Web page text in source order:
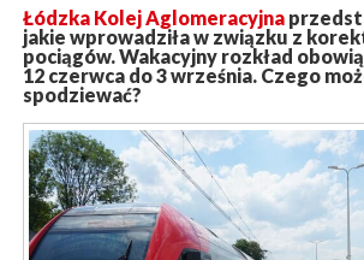
Łódzka Kolej Aglomeracyjna
jakie wprowadziła w związku z
pociągów. Wakacyjny rozkład
12 czerwca do 3 września. Czego
spodziewać?